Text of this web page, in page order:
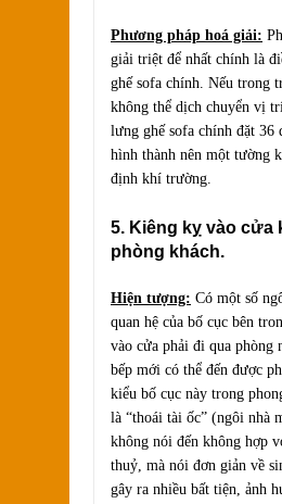
Phương pháp hoá giải:
giải triệt để nhất chính là
ghế sofa chính. Nếu trong
không thể dịch chuyển vị
lưng ghế sofa chính đặt 36
hình thành nên một tường
định khí trường.
5. Kiêng kỵ vào cửa
phòng khách.
Hiện tượng: Có một số
quan hệ của bố cục bên
vào cửa phải đi qua phòng
bếp mới có thể đến được
kiểu bố cục này trong
là “thoái tài ốc” (ngôi nhà
không nói đến không hợp
thuỷ, mà nói đơn giản về
gây ra nhiều bất tiện, ảnh